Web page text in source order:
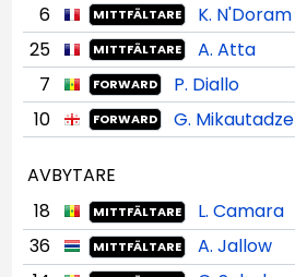
6 MITTFÄLTARE K. N'Doram
25 MITTFÄLTARE A. Atta
7 FORWARD P. Diallo
10 FORWARD G. Mikautadze
AVBYTARE
18
MITTFÄLTARE L. Camara
36 MITTFÄLTARE A. Jallow